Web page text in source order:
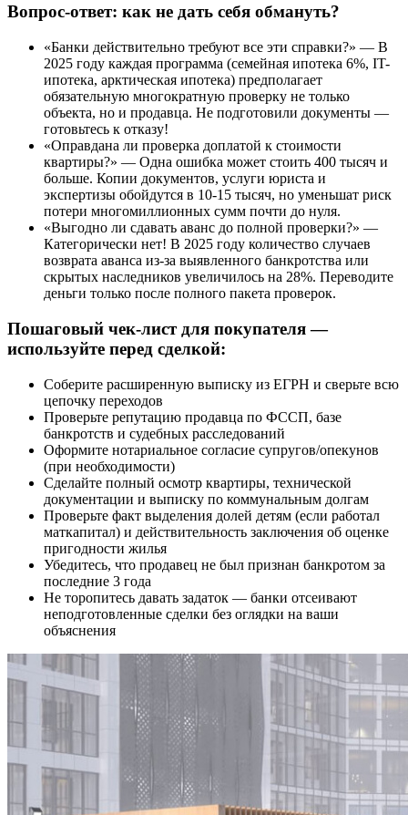
Вопрос-ответ: как не дать себя обмануть?
«Банки действительно требуют все эти справки?» — В
2025 году каждая программа (семейная ипотека 6%, IT-
ипотека, арктическая ипотека) предполагает
обязательную многократную проверку не только
объекта, но и продавца. Не подготовили документы —
готовьтесь к отказу!
«Оправдана ли проверка доплатой к стоимости
квартиры?» — Одна ошибка может стоить 400 тысяч и
больше. Копии документов, услуги юриста и
экспертизы обойдутся в 10-15 тысяч, но уменьшат риск
потери многомиллионных сумм почти до нуля.
«Выгодно ли сдавать аванс до полной проверки?» —
Категорически нет! В 2025 году количество случаев
возврата аванса из-за выявленного банкротства или
скрытых наследников увеличилось на 28%. Переводите
деньги только после полного пакета проверок.
Пошаговый чек-лист для покупателя —
используйте перед сделкой:
Соберите расширенную выписку из ЕГРН и сверьте всю
цепочку переходов
Проверьте репутацию продавца по ФССП, базе
банкротств и судебных расследований
Оформите нотариальное согласие супругов/опекунов
(при необходимости)
Сделайте полный осмотр квартиры, технической
документации и выписку по коммунальным долгам
Проверьте факт выделения долей детям (если работал
маткапитал) и действительность заключения об оценке
пригодности жилья
Убедитесь, что продавец не был признан банкротом за
последние 3 года
Не торопитесь давать задаток — банки отсеивают
неподготовленные сделки без оглядки на ваши
объяснения